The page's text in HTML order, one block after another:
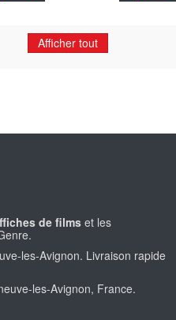
Afficher tout
de filmset les
les-Avignon. Livraison rapide
les-Avignon, France.